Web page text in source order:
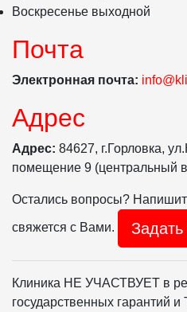
Воскресенье выходной
Почта
Электронная почта:
Адрес
Адрес: 84627, г.Горловка,
помещение 9 (центральный
Остались вопросы?
свяжется с Вами.
Клиника НЕ УЧАСТВУЕТ в
государственных гарантий